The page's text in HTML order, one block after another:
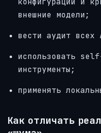
внешние модели;
вести аудит всех
использовать
инструменты;
применять
Как отличать